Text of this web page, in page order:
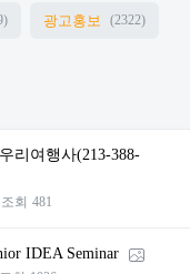
광고홍보 (2322)
리여행사(213-388-
조회 481
IDEA Seminar